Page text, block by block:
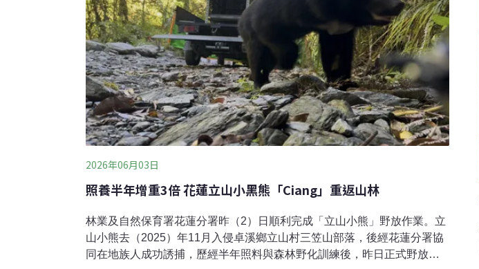
測因去年尾寮山東側登山口進行施工，減少了人為干擾，因此黑熊移動到
此區
2026年06月03日
照養半年增重3倍 花蓮立山小黑熊「Ciang」重返山林
林業及自然保育署花蓮分署昨（2）日順利完成「立山小熊」野放作業。立
山小熊去（2025）年11月入侵卓溪鄉立山村三笠山部落，後經花蓮分署協
同在地族人成功誘捕，歷經半年照料與森林野化訓練後，昨日正式野放。